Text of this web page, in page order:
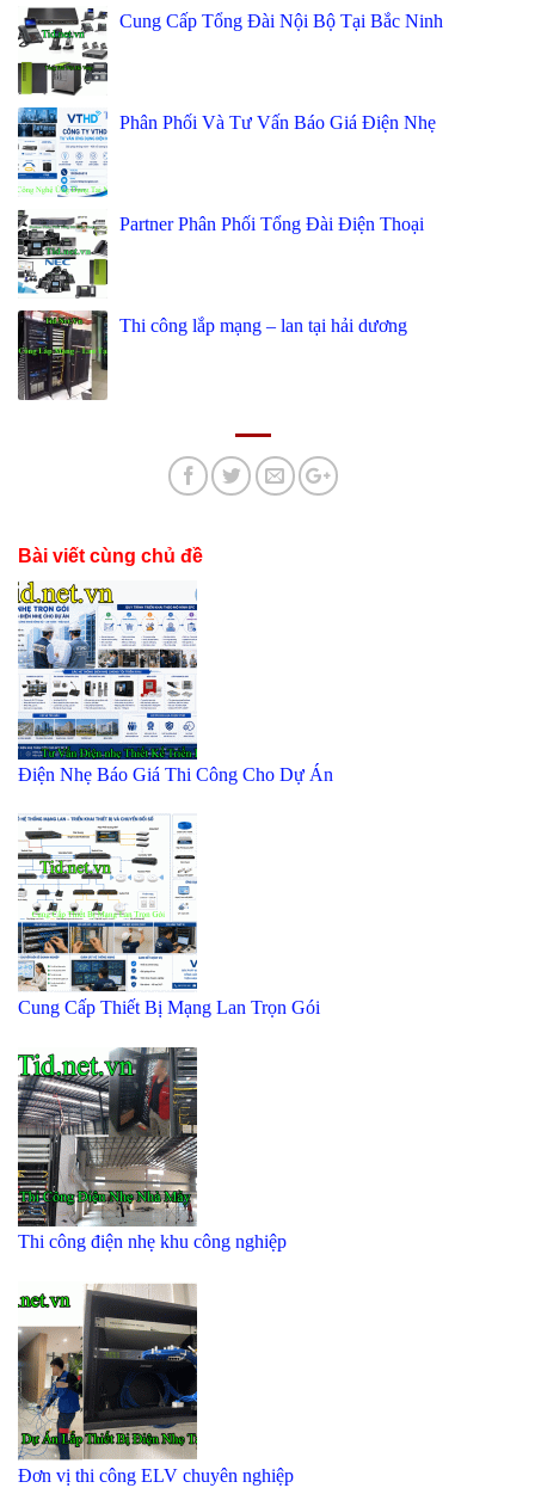
Cung Cấp Tổng Đài Nội Bộ Tại Bắc Ninh
Phân Phối Và Tư Vấn Báo Giá Điện Nhẹ
Partner Phân Phối Tổng Đài Điện Thoại
Thi công lắp mạng – lan tại hải dương
Bài viết cùng chủ đề
Điện Nhẹ Báo Giá Thi Công Cho Dự Án
Cung Cấp Thiết Bị Mạng Lan Trọn Gói
Thi công điện nhẹ khu công nghiệp
Đơn vị thi công ELV chuyên nghiệp